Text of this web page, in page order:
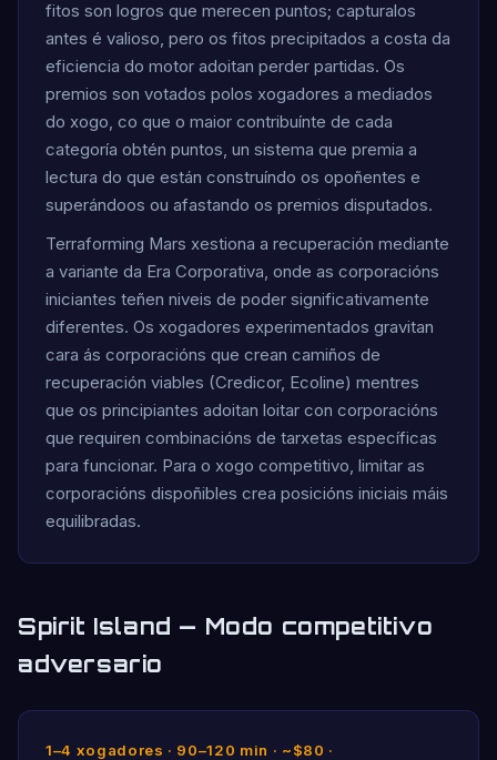
fitos son logros que merecen puntos; capturalos
antes é valioso, pero os fitos precipitados a costa da
eficiencia do motor adoitan perder partidas. Os
premios son votados polos xogadores a mediados
do xogo, co que o maior contribuínte de cada
categoría obtén puntos, un sistema que premia a
lectura do que están construíndo os opoñentes e
superándoos ou afastando os premios disputados.
Terraforming Mars xestiona a recuperación mediante
a variante da Era Corporativa, onde as corporacións
iniciantes teñen niveis de poder significativamente
diferentes. Os xogadores experimentados gravitan
cara ás corporacións que crean camiños de
recuperación viables (Credicor, Ecoline) mentres
que os principiantes adoitan loitar con corporacións
que requiren combinacións de tarxetas específicas
para funcionar. Para o xogo competitivo, limitar as
corporacións dispoñibles crea posicións iniciais máis
equilibradas.
Spirit Island — Modo competitivo
adversario
1–4 xogadores · 90–120 min · ~$80 ·